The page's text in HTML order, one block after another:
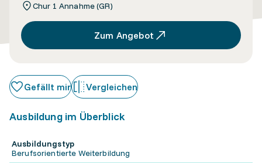
Chur 1 Annahme (GR)
Zum Angebot
Gefällt mir Vergleichen
Ausbildung im Überblick
Ausbildungstyp
Berufsorientierte Weiterbildung